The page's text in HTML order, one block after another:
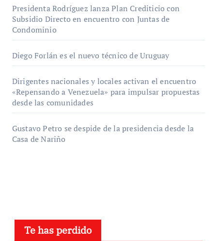
Presidenta Rodríguez lanza Plan Crediticio con
Subsidio Directo en encuentro con Juntas de
Condominio
Diego Forlán es el nuevo técnico de Uruguay
Dirigentes nacionales y locales activan el encuentro
«Repensando a Venezuela» para impulsar propuestas
desde las comunidades
Gustavo Petro se despide de la presidencia desde la
Casa de Nariño
Te has perdido